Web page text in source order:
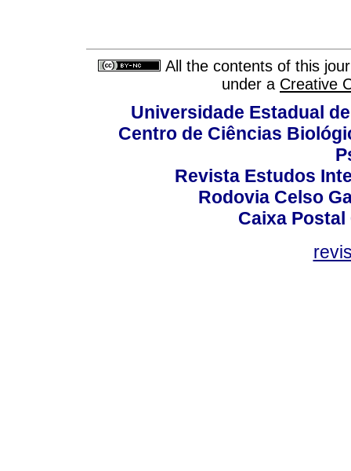
All the contents of this
under a Creative
Universidade Estadual
Centro de Ciências
Revista Estudos
Rodovia Celso
Caixa Postal